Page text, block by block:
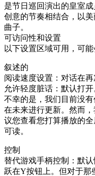
是节日巡回演出的皇室
创意的节奏相结合，以
曲子。
可访问性和设置
以下设置区域可用，可
叙述的
阅读速度设置：对话在
允许轻度脏话：默认打开
不幸的是，我们目前没
在未来进行更新。然而
议您查看您打算播放的
可读。
控制
替代游戏手柄控制：默
跃在Y按钮上。但对于